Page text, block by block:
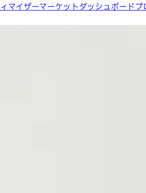
マイザーマーケットダッシュボードプ